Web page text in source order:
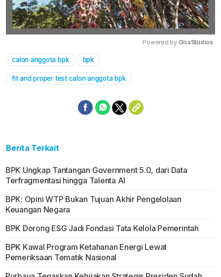
Powered by GliaStudios
calon anggota bpk bpk
fit and proper test calon anggota bpk
Berita Terkait
BPK Ungkap Tantangan Government 5.0, dari Data
Terfragmentasi hingga Talenta AI
BPK: Opini WTP Bukan Tujuan Akhir Pengelolaan
Keuangan Negara
BPK Dorong ESG Jadi Fondasi Tata Kelola Pemerintah
BPK Kawal Program Ketahanan Energi Lewat
Pemeriksaan Tematik Nasional